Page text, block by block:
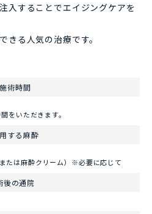
入することでエイジングケアを
きる人気の治療です。
施術時間
をいただきます。
する麻酔
たは麻酔クリーム）※必要に応じて
後の通院